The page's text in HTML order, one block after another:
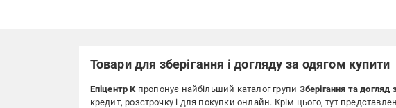
Товари для зберігання і догляду за одягом купити
Епіцентр Кпропонує найбільший каталог групи Зберігання та догляд
кредит, розстрочку і для покупки онлайн. Крім цього, тут